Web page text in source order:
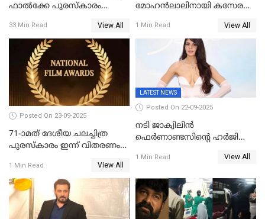
ഫാൽക്കേ പുരസ്കാരം
സിനിമ ആത്മാവിന്റെ
സ്പന്ദനമെന്ന് ലാൽ;
ഉർവശിക്കും വിജയരാഘവനും
ദേശീയ അവാർഡ്
33 Min Read View All
മോഹൻലാലിനായി കസേര
ഖാൻ
1 Min Read View All
Posted On 23-09-2025
71-ാമത് ദേശീയ ചലച്ചിത്ര
പുരസ്‌കാരം ഇന്ന് വിതരണം
1 Min Read View All
LATEST NEWS
Posted On 22-09-2025
നടി ജാക്വിലിന്‍
ഫെര്‍ണാണ്ടസിന്റെ ഹര്‍ജി
1 Min Read View All